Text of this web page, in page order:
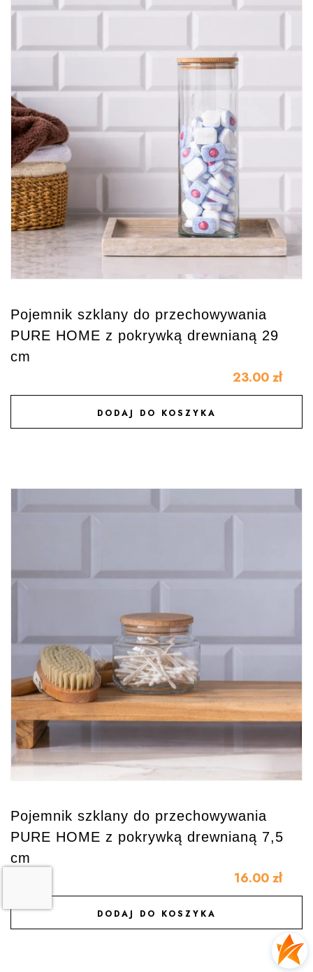
Pojemnik szklany do przechowywania
PURE HOME z pokrywką drewnianą 29
cm
23.00 zł
DODAJ DO KOSZYKA
DODAJ DO ULUBIONYCH
Pojemnik szklany do przechowywania
PURE HOME z pokrywką drewnianą 7,5
cm
16.00 zł
DODAJ DO KOSZYKA
DODAJ DO ULUBIONYCH